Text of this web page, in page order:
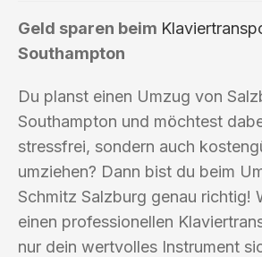
Geld sparen beim
Southampton
Du planst einen Umzug von
Southampton und möchtest
stressfrei, sondern auch
umziehen? Dann bist du beim
Schmitz Salzburg genau richtig!
einen professionellen
nur dein wertvolles Instrument